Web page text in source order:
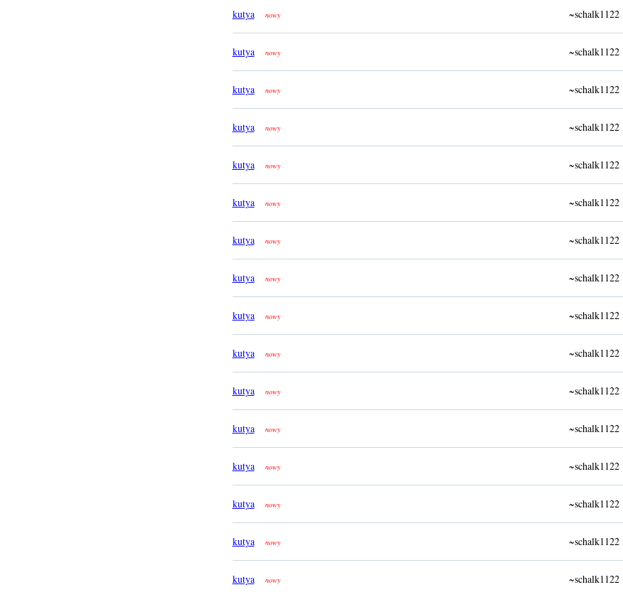
kutya nowy ~schalk1122
kutya nowy ~schalk1122
kutya nowy ~schalk1122
kutya nowy ~schalk1122
kutya nowy ~schalk1122
kutya nowy ~schalk1122
kutya nowy ~schalk1122
kutya nowy ~schalk1122
kutya nowy ~schalk1122
kutya nowy ~schalk1122
kutya nowy ~schalk1122
kutya nowy ~schalk1122
kutya nowy ~schalk1122
kutya nowy ~schalk1122
kutya nowy ~schalk1122
kutya nowy ~schalk1122